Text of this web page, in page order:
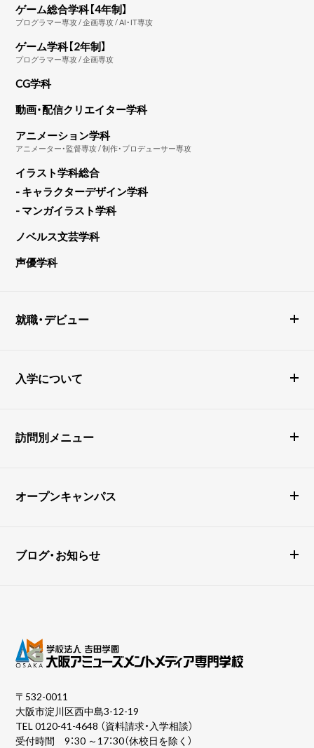
ゲーム総合学科【4年制】
プログラマー専攻 / 企画専攻 / AI・IT専攻
ゲーム学科【2年制】
プログラマー専攻 / 企画専攻
CG学科
動画・配信クリエイター学科
アニメーション学科
アニメーター・監督専攻 / 制作・プロデューサー専攻
イラスト学科総合
- キャラクターデザイン学科
- マンガイラスト学科
ノベルス文芸学科
声優学科
就職・デビュー
入学について
訪問別メニュー
オープンキャンパス
ブログ・お知らせ
〒532-0011
大阪市淀川区西中島3-12-19
TEL0120-41-4648 （資料請求・入学相談）
受付時間 9：30 ～17：30（休校日を除く）